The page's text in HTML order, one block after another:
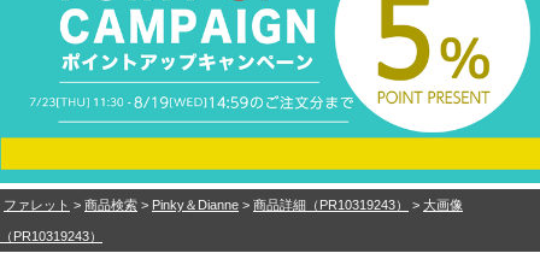
ファレット > 商品検索 > Pinky＆Dianne > 商品詳細（PR10319243） > 大画像
（PR10319243）